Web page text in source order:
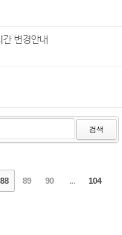
변경안내
검색
88 89 90 ... 104